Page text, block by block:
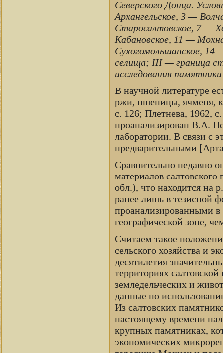
Северского Донца.
Архангельское, 3 —
Старосалтовское, 7 —
Кабановское, 11 —
Сухогомольшанское,
селища; III — граница
исследования
В научной литературе
ржи, пшеницы, ячменя,
с. 126; Плетнева, 1962,
проанализирован В.А.
лаборатории. В связи с
предварительными
Сравнительно недавно
материалов
обл.), что находится на
ранее лишь в тезисной
проанализированными в
географической зоне,
Считаем такое
сельского хозяйства и
десятилетия
территориях
земледельческих и
данные по
Из салтовских
настоящему времени
крупных памятниках,
экономических